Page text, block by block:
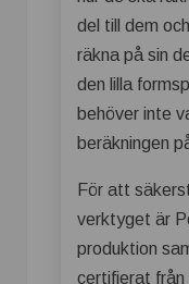
del till dem
räkna på sin
den lilla
behöver inte
beräkningen
För att
verktyget är
produktion
certifierat från